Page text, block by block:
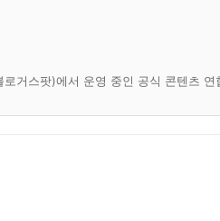
거스팟)에서 운영 중인 공식 콘텐츠 연